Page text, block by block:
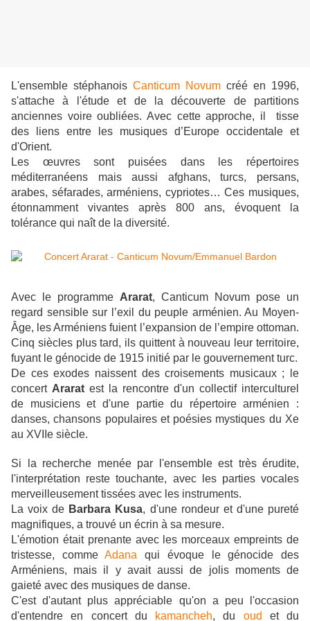
L'ensemble stéphanois Canticum Novum créé en 1996,
s'attache à l'étude et de la découverte de partitions
anciennes voire oubliées. Avec cette approche, il tisse
des liens entre les musiques d’Europe occidentale et
d'Orient.
Les œuvres sont puisées dans les répertoires
méditerranéens mais aussi afghans, turcs, persans,
arabes, séfarades, arméniens, cypriotes… Ces musiques,
étonnamment vivantes après 800 ans, évoquent la
tolérance qui naît de la diversité.
Avec le programme Ararat, Canticum Novum pose un
regard sensible sur l’exil du peuple arménien. Au Moyen-
Âge, les Arméniens fuient l’expansion de l’empire ottoman.
Cinq siècles plus tard, ils quittent à nouveau leur territoire,
fuyant le génocide de 1915 initié par le gouvernement turc.
De ces exodes naissent des croisements musicaux ;
le
concert Ararat est la rencontre d'un collectif interculturel
de musiciens et d'une partie du répertoire arménien :
danses, chansons populaires et poésies mystiques du Xe
au XVIIe siècle.
Si la recherche menée par l'ensemble est très érudite,
l'interprétation reste touchante, avec les parties vocales
merveilleusement tissées avec les instruments.
La voix de Barbara Kusa, d'une rondeur et d'une pureté
magnifiques, a trouvé un écrin à sa mesure.
L'émotion était prenante avec les morceaux empreints de
tristesse, commeAdana qui évoque le génocide des
Arméniens, mais il y avait aussi de jolis moments de
gaieté avec des musiques de danse.
C'est d'autant plus appréciable qu'on a peu l'occasion
d'entendre en concert du
kamancheh, du oud et du